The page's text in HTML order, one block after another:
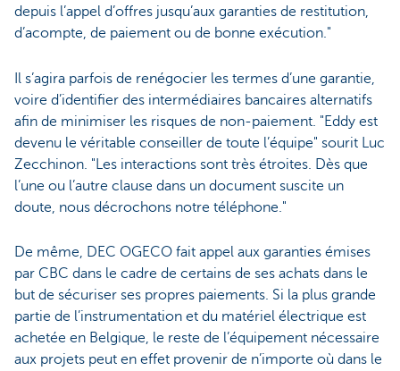
depuis l’appel d’offres jusqu’aux garanties de restitution,
d’acompte, de paiement ou de bonne exécution."
Il s’agira parfois de renégocier les termes d’une garantie,
voire d’identifier des intermédiaires bancaires alternatifs
afin de minimiser les risques de non-paiement. "Eddy est
devenu le véritable conseiller de toute l’équipe" sourit Luc
Zecchinon. "Les interactions sont très étroites. Dès que
l’une ou l’autre clause dans un document suscite un
doute, nous décrochons notre téléphone."
De même, DEC OGECO fait appel aux garanties émises
par CBC dans le cadre de certains de ses achats dans le
but de sécuriser ses propres paiements. Si la plus grande
partie de l’instrumentation et du matériel électrique est
achetée en Belgique, le reste de l’équipement nécessaire
aux projets peut en effet provenir de n’importe où dans le